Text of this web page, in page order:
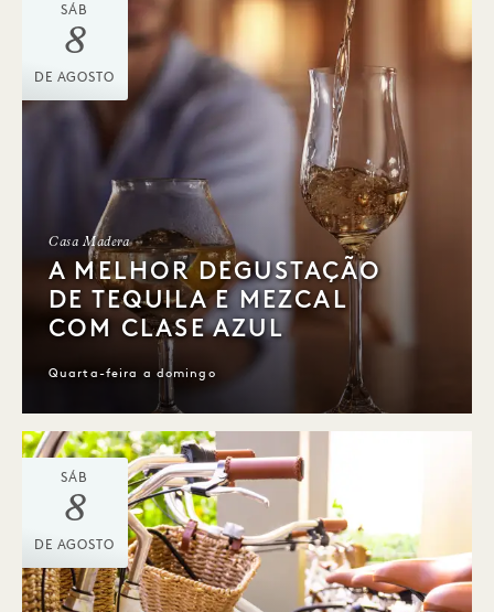
SÁB
8
DE AGOSTO
Casa Madera
A MELHOR DEGUSTAÇÃO
DE TEQUILA E MEZCAL
COM CLASE AZUL
Quarta-feira a domingo
SÁB
8
DE AGOSTO